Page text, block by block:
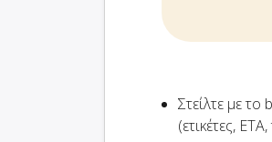
Στείλτε με
(ετικέτες,